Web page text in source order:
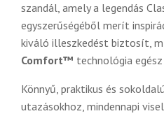
szandál, amely a legendás
egyszerűségéből merít
kiváló illeszkedést biztosít,
Comfort™ technológia
Könnyű, praktikus és
utazásokhoz, mindennapi